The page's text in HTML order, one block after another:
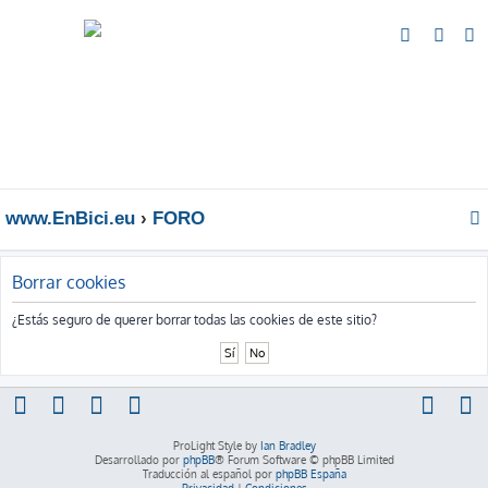
www.EnBici.eu FORO
Borrar cookies
¿Estás seguro de querer borrar todas las cookies de este sitio?
ProLight Style by Ian Bradley
Desarrollado por phpBB® Forum Software © phpBB Limited
Traducción al español por phpBB España